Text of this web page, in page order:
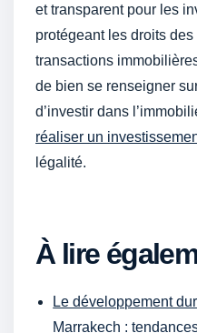
et transparent pour les
protégeant les droits
transactions
de bien se renseigner
d’investir dans
réaliser un
légalité.
À lire
Le développement
Marrakech :